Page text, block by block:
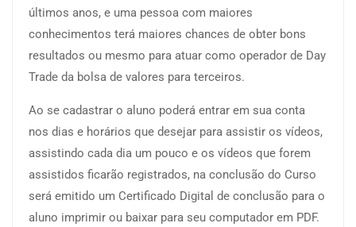
últimos anos, e uma pessoa com maiores
conhecimentos terá maiores chances de obter bons
resultados ou mesmo para atuar como operador de Day
Trade da bolsa de valores para terceiros.
Ao se cadastrar o aluno poderá entrar em sua conta
nos dias e horários que desejar para assistir os vídeos,
assistindo cada dia um pouco e os vídeos que forem
assistidos ficarão registrados, na conclusão do Curso
será emitido um Certificado Digital de conclusão para o
aluno imprimir ou baixar para seu computador em PDF.